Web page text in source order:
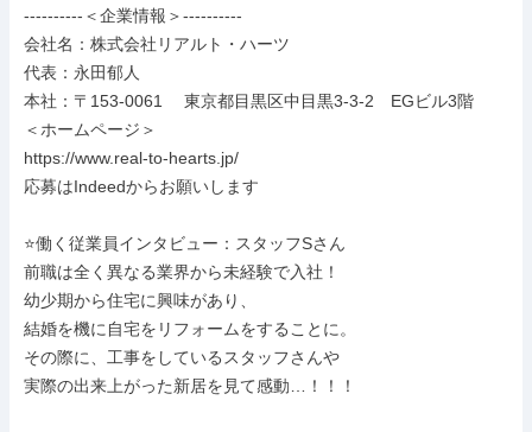
----------＜企業情報＞----------
会社名：株式会社リアルト・ハーツ
代表：永田郁人
本社：〒153-0061　 東京都目黒区中目黒3-3-2　EGビル3階
＜ホームページ＞
https://www.real-to-hearts.jp/
応募はIndeedからお願いします
⭐️働く従業員インタビュー：スタッフSさん
前職は全く異なる業界から未経験で入社！
幼少期から住宅に興味があり、
結婚を機に自宅をリフォームをすることに。
その際に、工事をしているスタッフさんや
実際の出来上がった新居を見て感動…！！！